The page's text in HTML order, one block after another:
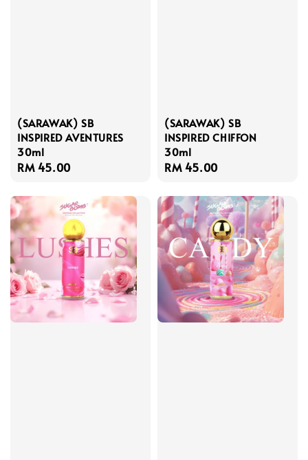
(SARAWAK) SB
INSPIRED AVENTURES
30ml
Regular
RM 45.00
(SARAWAK) SB
INSPIRED CHIFFON
30ml
Regular
RM 45.00